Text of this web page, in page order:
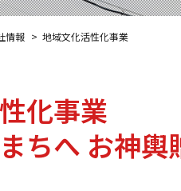
情報 地域文化活性化事業
化事業
ちへ お神輿